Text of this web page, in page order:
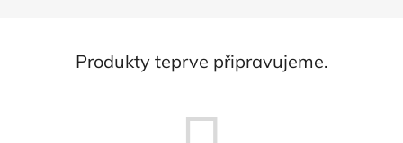
Produkty teprve připravujeme.